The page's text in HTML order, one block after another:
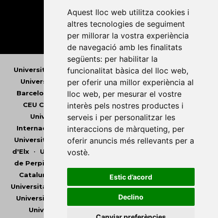
Aquest lloc web utilitza cookies i
altres tecnologies de seguiment
per millorar la vostra experiència
de navegació amb les finalitats
següents: per habilitar la
funcionalitat bàsica del lloc web,
per oferir una millor experiència al
lloc web, per mesurar el vostre
interès pels nostres productes i
serveis i per personalitzar les
interaccions de màrqueting, per
oferir anuncis més rellevants per a
vostè.
Estic d’acord
Declino
Universitat Abat Oliba CEU•Universitat d'Alacant
Universitat d'Andorra•Universitat Autònoma de
Barcelona
Universitat de Barcelona•Universitat
CEU Cardenal Herrera• Universitat de Girona
Universitat de les Illes Balears•Universitat
Internacional de Catalunya • Universitat Jaume I
Universitat de Lleida •Universitat Miguel Hernández
d'Elx• Universitat Oberta de Catalunya
de Perpinyà Via Domitia
Catalunya
Universitat Politècnica de València
Universitat Pompeu Fabra•Universitat Ramon Llull
Universitat Rovira i Virgili
Universitat de Sàsser
Universitat de València